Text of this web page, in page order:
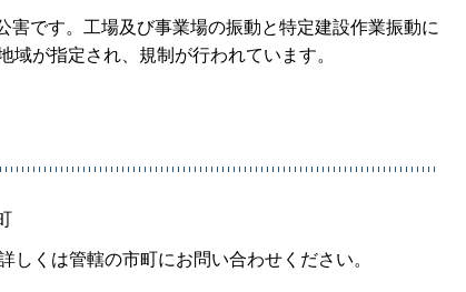
です。工場及び事業場の振動と特定建設作業振動に
が指定され、規制が行われています。
くは管轄の市町にお問い合わせください。